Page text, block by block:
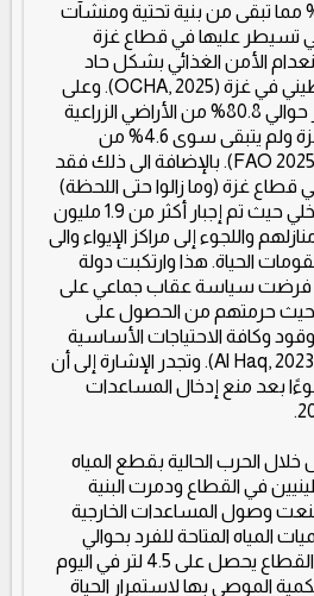
وتسيطر على 74% مما تبقى من بنية تحتية ومنشآت
تسيطر عليها في قطاع غزة
الأمن الغذائي بشكل حاد
لحوالي 2.1 مليون فلسطيني في غزة (OCHA, 2025). وعلى
صعيد آخر فقد تم تدمير حوالي 80.8% من الأراضي الزراعية
والمحاصيل في قطاع غزة ولم يتبقى سوى 4.6% من
الأراضي القابلة للزراعة (FAO 2025). بالإضافة الى ذلك فقد
غزة (وما زالوا حتى اللحظة)
الى التهجير القسري الداخلي حيث تم إجبار أكثر من 1.9 مليون
واللجوء إلى مراكز الإيواء والى
الحياة. هذا وارتكبت دولة
فرضت سياسة عقاب جماعي على
حرمتهم من الحصول على
وكافة الاحتياجات الأساسية
اللازمة لاستمرار الحياة (Al Haq, 2023). وتجدر الإشارة إلى أن
بعد منع إدخال المساعدات
الحرب الحالية بقطع المياه
في القطاع ودمرت البنية
وصول المساعدات الخارجية
المتاحة للفرد بحوالي
94% حيث أن الفرد في القطاع يحصل على 4.5 لتر في اليوم
الموصى بها لاستمرار الحياة